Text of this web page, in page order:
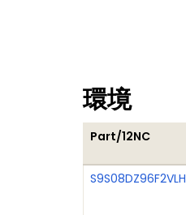
環境
Part/12NC
S9S08DZ96F2VLH